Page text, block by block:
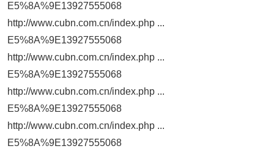
E5%8A%9E13927555068
http://www.cubn.com.cn/index.php ...
E5%8A%9E13927555068
http://www.cubn.com.cn/index.php ...
E5%8A%9E13927555068
http://www.cubn.com.cn/index.php ...
E5%8A%9E13927555068
http://www.cubn.com.cn/index.php ...
E5%8A%9E13927555068